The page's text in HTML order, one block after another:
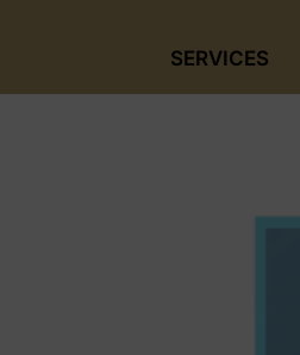
SERVICES